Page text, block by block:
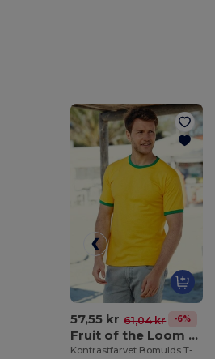
57,55 kr 61,04 kr -6%
Fruit of the Loom 61-168-0